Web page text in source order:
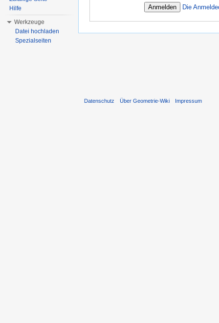
Die
Hilfe
Werkzeuge
Datei hochladen
Spezialseiten
Datenschutz Über Geometrie-Wiki Impressum